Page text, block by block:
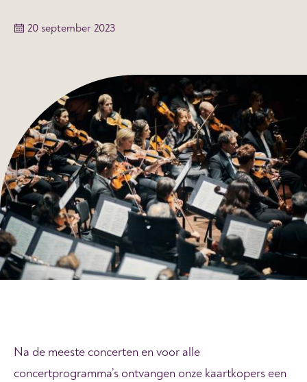
20 september 2023
Na de meeste concerten en voor alle
concertprogramma’s ontvangen onze kaartkopers een